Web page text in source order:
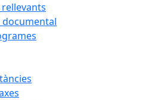
documental